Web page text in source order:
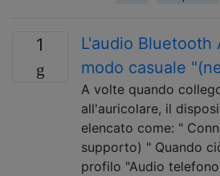
1
L'audio Bluetooth
modo casuale
A volte quando
all'auricolare, il
elencato come: "
supporto) " Quando
profilo "Audio